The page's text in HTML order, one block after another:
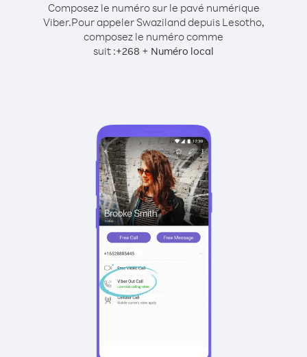
Composez le numéro sur le pavé numérique
Viber.Pour appeler Swaziland depuis Lesotho,
composez le numéro comme
suit :+268 + Numéro local